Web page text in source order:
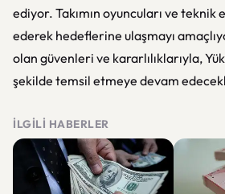
ediyor. Takımın oyuncuları ve
ederek hedeflerine ulaşmayı
olan güvenleri ve kararlılıklarıyla,
şekilde temsil etmeye devam
İLGILI HABERLER